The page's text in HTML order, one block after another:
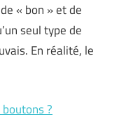
« bon » et de
seul type de
En réalité, le
?